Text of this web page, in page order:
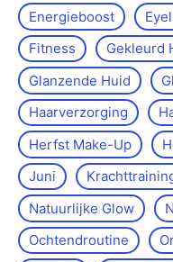
Energieboost
Fitness
Gekleurd
Glanzende Huid
Haarverzorging
Herfst Make-Up
Juni
Natuurlijke Glow
Ochtendroutine